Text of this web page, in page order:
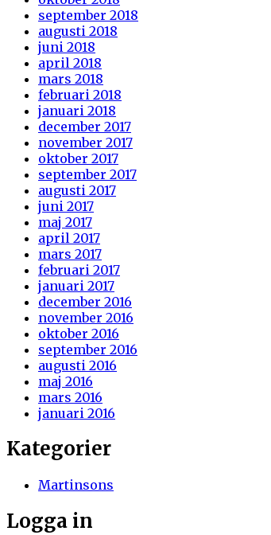
september 2018
augusti 2018
juni 2018
april 2018
mars 2018
februari 2018
januari 2018
december 2017
november 2017
oktober 2017
september 2017
augusti 2017
juni 2017
maj 2017
april 2017
mars 2017
februari 2017
januari 2017
december 2016
november 2016
oktober 2016
september 2016
augusti 2016
maj 2016
mars 2016
januari 2016
Kategorier
Martinsons
Logga in